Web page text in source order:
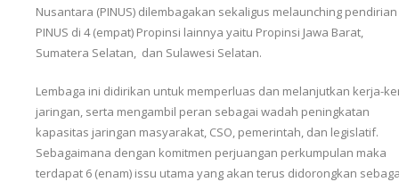
Nusantara (PINUS) dilembagakan sekaligus melaunching pendirian
PINUS di 4 (empat) Propinsi lainnya yaitu Propinsi Jawa Barat,
Sumatera Selatan, dan Sulawesi Selatan.
Lembaga ini didirikan untuk memperluas dan melanjutkan kerja-
jaringan, serta mengambil peran sebagai wadah peningkatan
kapasitas jaringan masyarakat, CSO, pemerintah, dan legislatif.
Sebagaimana dengan komitmen perjuangan perkumpulan maka
terdapat 6 (enam) issu utama yang akan terus didorongkan